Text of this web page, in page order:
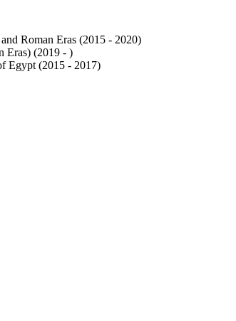
Roman Eras (2015 - 2020)
Eras) (2019 - )
Egypt (2015 - 2017)